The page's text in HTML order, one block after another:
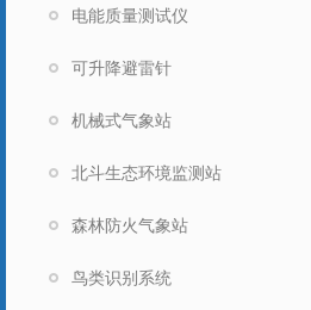
电能质量测试仪
可升降避雷针
机械式气象站
北斗生态环境监测站
森林防火气象站
鸟类识别系统